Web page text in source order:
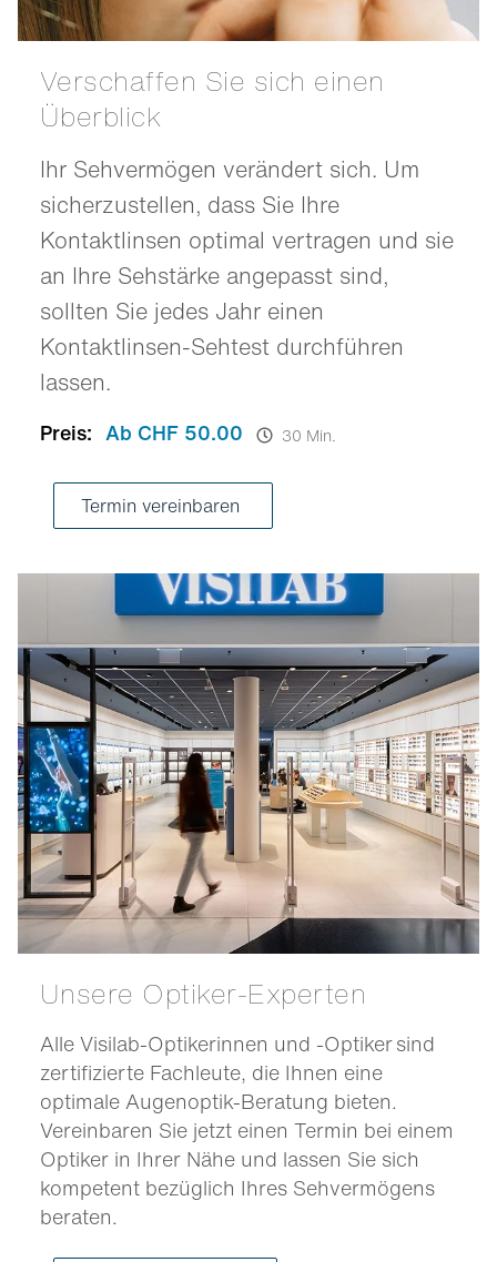
Verschaffen Sie sich einen
Überblick
Ihr Sehvermögen verändert sich. Um
sicherzustellen, dass Sie Ihre
Kontaktlinsen optimal vertragen und sie
an Ihre Sehstärke angepasst sind,
sollten Sie jedes Jahr einen
Kontaktlinsen-Sehtest durchführen
lassen.
Preis: Ab CHF 50.00 30 Min.
Termin vereinbaren
Unsere Optiker-Experten
Alle Visilab-Optikerinnen und -Optiker sind
zertifizierte Fachleute, die Ihnen eine
optimale Augenoptik-Beratung bieten.
Vereinbaren Sie jetzt einen Termin bei einem
Optiker in Ihrer Nähe und lassen Sie sich
kompetent bezüglich Ihres Sehvermögens
beraten.